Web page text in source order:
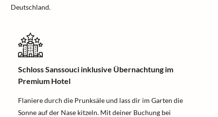
Deutschland.
Schloss Sanssouci inklusive Übernachtung im
Premium Hotel
Flaniere durch die Prunksäle und lass dir im Garten die
Sonne auf der Nase kitzeln. Mit deiner Buchung bei